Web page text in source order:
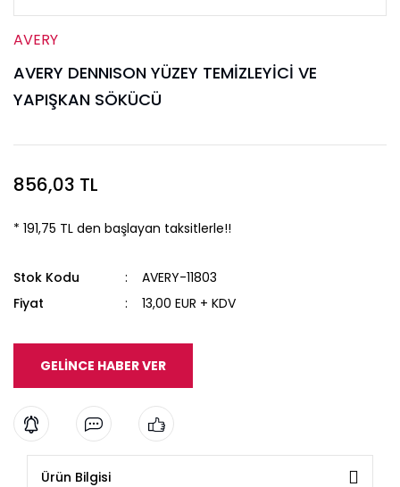
AVERY
AVERY DENNISON YÜZEY TEMİZLEYİCİ VE
YAPIŞKAN SÖKÜCÜ
856,03 TL
* 191,75 TL den başlayan taksitlerle!!
Stok Kodu
AVERY-11803
Fiyat
13,00 EUR + KDV
GELİNCE HABER VER
Ürün Bilgisi